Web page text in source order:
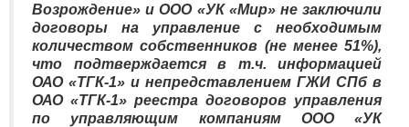
Возрождение» и ООО «УК «Мир» не заключили
договоры на управление с необходимым
количеством собственников (не менее 51%),
что подтверждается в т.ч. информацией
ОАО «ТГК-1» и непредставлением ГЖИ СПб в
ОАО «ТГК-1» реестра договоров управления
по управляющим компаниям ООО «УК